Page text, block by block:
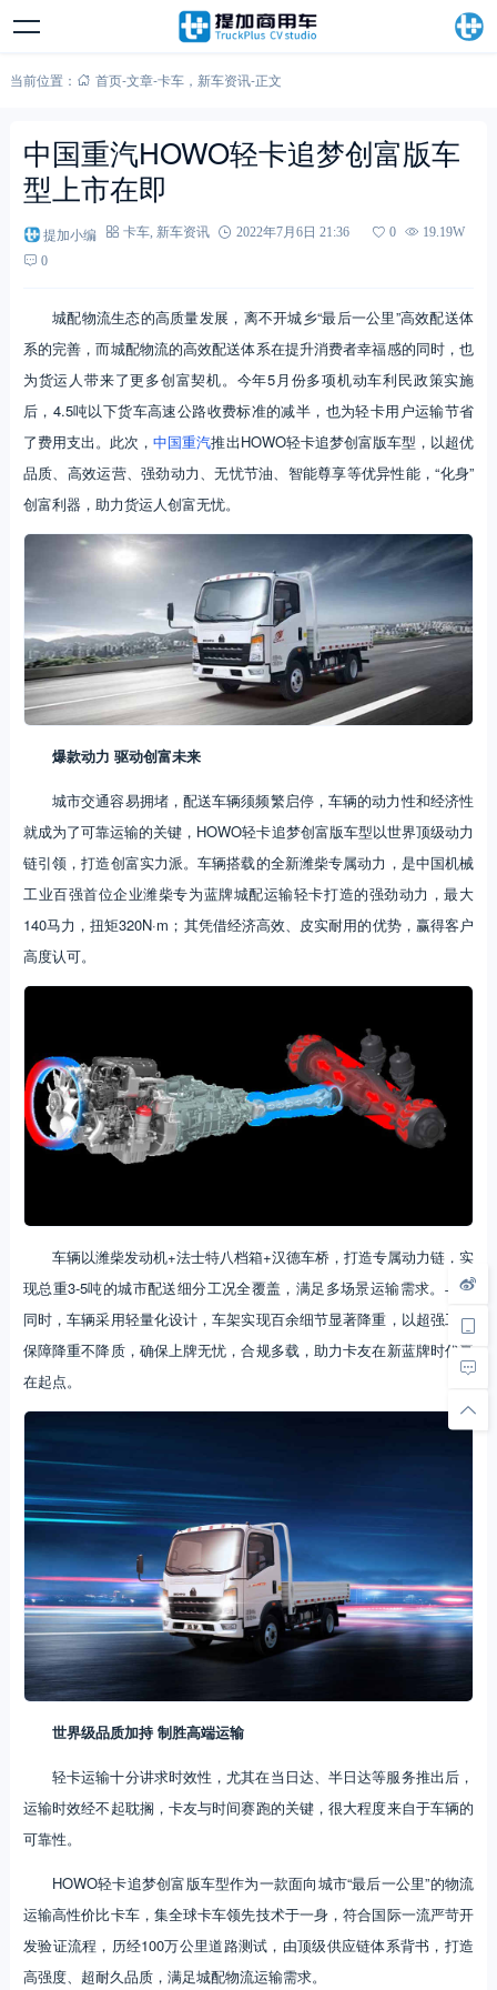
当前位置： 首页-文章-卡车， 新车资讯-正文
中国重汽HOWO轻卡追梦创富版车
型上市在即
提加小编 卡车, 新车资讯 2022年7月6日 21:36 0
19.19W
0
城配物流生态的高质量发展，离不开城乡“最后一公里”高效配送体
系的完善，而城配物流的高效配送体系在提升消费者幸福感的同时，也
为货运人带来了更多创富契机。今年5月份多项机动车利民政策实施
后，4.5吨以下货车高速公路收费标准的减半，也为轻卡用户运输节省
了费用支出。此次，中国重汽推出HOWO轻卡追梦创富版车型，以超优
品质、高效运营、强劲动力、无忧节油、智能尊享等优异性能，“化身”
创富利器，助力货运人创富无忧。
爆款动力 驱动创富未来
城市交通容易拥堵，配送车辆须频繁启停，车辆的动力性和经济性
就成为了可靠运输的关键，HOWO轻卡追梦创富版车型以世界顶级动力
链引领，打造创富实力派。车辆搭载的全新潍柴专属动力，是中国机械
工业百强首位企业潍柴专为蓝牌城配运输轻卡打造的强劲动力，最大
140马力，扭矩320N·m；其凭借经济高效、皮实耐用的优势，赢得客户
高度认可。
车辆以潍柴发动机+法士特八档箱+汉德车桥，打造专属动力链，实
现总重3-5吨的城市配送细分工况全覆盖，满足多场景运输需求。与此
同时，车辆采用轻量化设计，车架实现百余细节显著降重，以超强工艺
保障降重不降质，确保上牌无忧，合规多载，助力卡友在新蓝牌时代赢
在起点。
世界级品质加持 制胜高端运输
轻卡运输十分讲求时效性，尤其在当日达、半日达等服务推出后，
运输时效经不起耽搁，卡友与时间赛跑的关键，很大程度来自于车辆的
可靠性。
HOWO轻卡追梦创富版车型作为一款面向城市“最后一公里”的物流
运输高性价比卡车，集全球卡车领先技术于一身，符合国际一流严苛开
发验证流程，历经100万公里道路测试，由顶级供应链体系背书，打造
高强度、超耐久品质，满足城配物流运输需求。